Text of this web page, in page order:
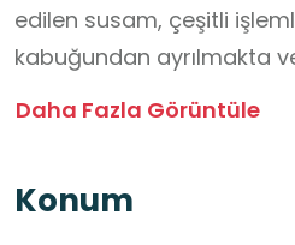
edilen susam, çeşitli
kabuğundan ayrılmakta
değirmende
yöntemlerle
Daha Fazla Görüntüle
Konum